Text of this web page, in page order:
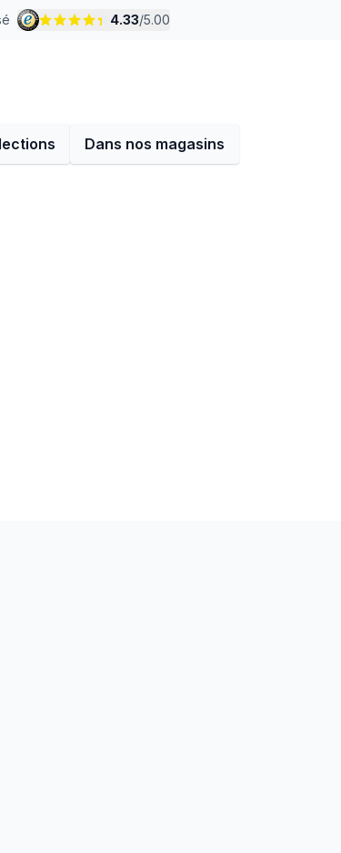
4.33/5.00
Dans nos magasins